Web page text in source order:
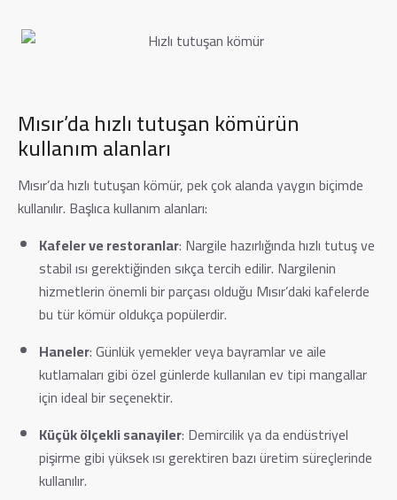
Mısır’da hızlı tutuşan kömürün
kullanım alanları
Mısır’da hızlı tutuşan kömür, pek çok alanda yaygın biçimde
kullanılır. Başlıca kullanım alanları:
Kafeler ve restoranlar: Nargile hazırlığında hızlı tutuş ve
stabil ısı gerektiğinden sıkça tercih edilir. Nargilenin
hizmetlerin önemli bir parçası olduğu Mısır’daki kafelerde
bu tür kömür oldukça popülerdir.
Haneler: Günlük yemekler veya bayramlar ve aile
kutlamaları gibi özel günlerde kullanılan ev tipi mangallar
için ideal bir seçenektir.
Küçük ölçekli sanayiler: Demircilik ya da endüstriyel
pişirme gibi yüksek ısı gerektiren bazı üretim süreçlerinde
kullanılır.